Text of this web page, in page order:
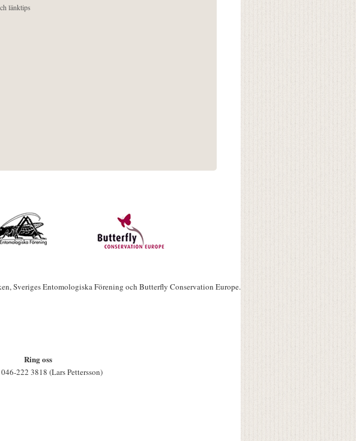
länktips
Sveriges Entomologiska Förening och Butterfly Conservation Europe.
Ring oss
222 3818 (Lars Pettersson)